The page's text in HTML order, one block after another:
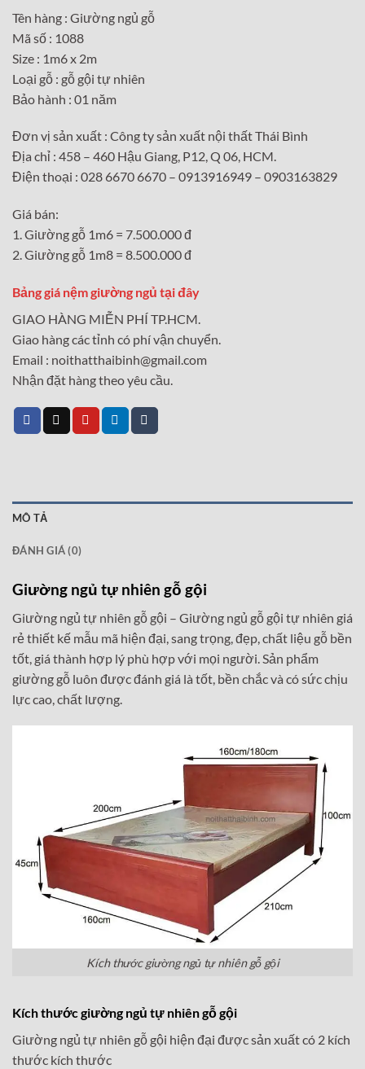
Tên hàng : Giường ngủ gỗ
Mã số : 1088
Size : 1m6 x 2m
Loại gỗ : gỗ gội tự nhiên
Bảo hành : 01 năm
Đơn vị sản xuất : Công ty sản xuất nội thất Thái Bình
Địa chỉ : 458 – 460 Hậu Giang, P12, Q 06, HCM.
Điện thoại : 028 6670 6670 – 0913916949 – 0903163829
Giá bán:
1. Giường gỗ 1m6 = 7.500.000 đ
2. Giường gỗ 1m8 = 8.500.000 đ
Bảng giá nệm giường ngủ tại đây
GIAO HÀNG MIỄN PHÍ TP.HCM.
Giao hàng các tỉnh có phí vận chuyển.
Email : noithatthaibinh@gmail.com
Nhận đặt hàng theo yêu cầu.
MÔ TẢ
ĐÁNH GIÁ (0)
Giường ngủ tự nhiên gỗ gội
Giường ngủ tự nhiên gỗ gội – Giường ngủ gỗ gội tự nhiên giá
rẻ thiết kế mẫu mã hiện đại, sang trọng, đẹp, chất liệu gỗ bền
tốt, giá thành hợp lý phù hợp với mọi người. Sản phẩm
giường gỗ luôn được đánh giá là tốt, bền chắc và có sức chịu
lực cao, chất lượng.
Kích thước giường ngủ tự nhiên gỗ gội
Kích thước giường ngủ tự nhiên gỗ gội
Giường ngủ tự nhiên gỗ gội hiện đại được sản xuất có 2 kích
thước kích thước